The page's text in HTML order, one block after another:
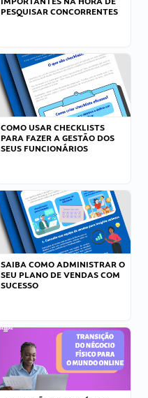
PESQUISAR CONCORRENTES
COMO USAR CHECKLISTS
PARA FAZER A GESTÃO DOS
SEUS FUNCIONÁRIOS
SAIBA COMO ADMINISTRAR O
SEU PLANO DE VENDAS COM
SUCESSO